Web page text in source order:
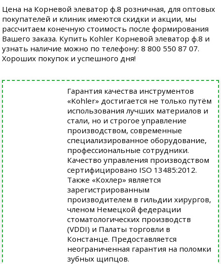
Цена на Корневой элеватор ф.8 розничная, для оптовых
покупателей и клиник имеются скидки и акции, мы
рассчитаем конечную стоимость после формирования
Вашего заказа. Купить Kohler Корневой элеватор ф.8 и
узнать наличие можно по телефону: 8 800 550 87 07.
Хороших покупок и успешного дня!
Гарантия качества инструментов
«Kohler» достигается не только путём
использования лучших материалов и
стали, но и строгое управление
производством, современные
специализированное оборудование,
профессиональные сотрудники.
Качество управления производством
сертифицировано ISO 13485:2012.
Также «Кохлер» является
зарегистрированным
производителем в гильдии хирургов,
членом Немецкой федерации
стоматологических производств
(VDDI) и Палаты торговли в
Констанце. Предоставляется
неограниченная гарантия на поломки
зубных щипцов.